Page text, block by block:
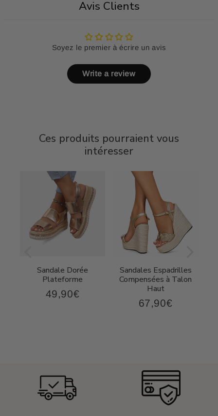
Avis Clients
Soyez le premier à écrire un avis
Write a review
Ces produits pourraient vous
intéresser
Sandale Dorée
Plateforme
Prix
49,90€
Sandales Espadrilles
Compensées à Talon
Haut
Prix
67,90€